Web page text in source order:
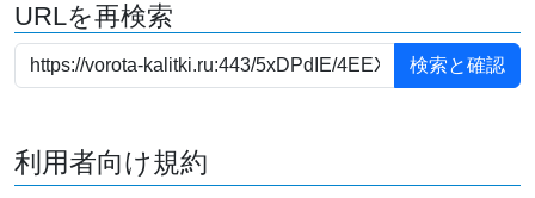
URLを再検索
利用者向け規約